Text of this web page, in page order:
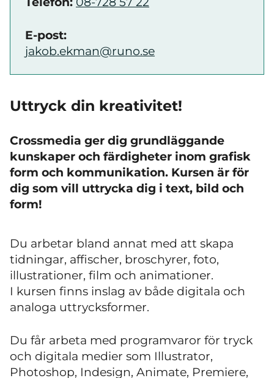
E-post:
jakob.ekman@runo.se
Uttryck din kreativitet!
Crossmedia ger dig grundläggande
kunskaper och färdigheter inom grafisk
form och kommunikation. Kursen är för
dig som vill uttrycka dig i text, bild och
form!
Du arbetar bland annat med att skapa
tidningar, affischer, broschyrer, foto,
illustrationer, film och animationer.
I kursen finns inslag av både digitala och
analoga uttrycksformer.
Du får arbeta med programvaror för tryck
och digitala medier som Illustrator,
Photoshop, Indesign, Animate, Premiere,